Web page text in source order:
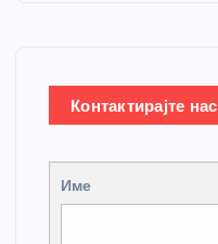
Контактирајте нас
Име